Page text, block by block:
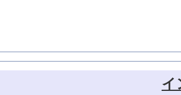
・
・
・[27
・[全
イ